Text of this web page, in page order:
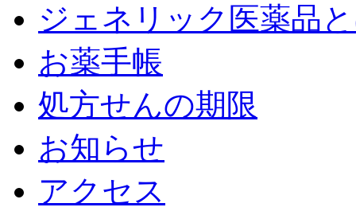
ジェネリック医薬品
お薬手帳
処方せんの期限
お知らせ
アクセス